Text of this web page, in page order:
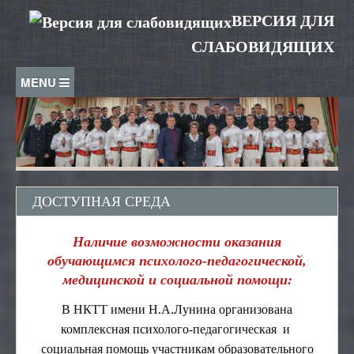
Перейти к основному содержанию
ВЕРСИЯ ДЛЯ
СЛАБОВИДЯЩИХ
ДОСТУПНАЯ СРЕДА
⏏
СВЕДЕНИЯ ОБ ОБРАЗОВАТЕЛЬНОЙ
ОРГАНИЗАЦИИ
Основные сведения
организацией
Документы
Образование
Страница Директора
Руководство
СТУДЕНТАМ
Знаменитые выпускники колледжа
Выпускникам
Специальности и профессии
Расписание звонков
АБИТУРИЕНТАМ
Приемная комиссия
Социальное обеспечение
Специальности и профессии
СОТРУДНИКАМ
Вакансии
ВХОД
ДОСТУПНАЯ СРЕДА
Наличие возможности оказания
обучающимся психолого-педагогической,
медицинской и социальной помощи:
В НКТТ имени Н.А.Лунина организована
комплексная психолого-педагогическая и
социальная помощь участникам образовательного